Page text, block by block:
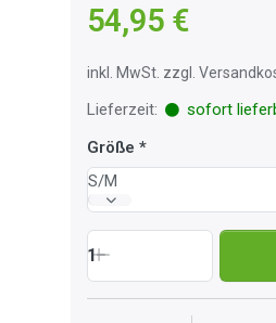
54,95 €
inkl. MwSt. zzgl.
Lieferzeit:
sofort
Größe
S/M
1